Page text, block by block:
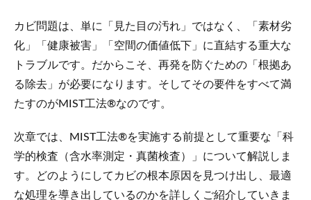
カビ問題は、単に「見た目の汚れ」ではなく、「素材劣
化」「健康被害」「空間の価値低下」に直結する重大な
トラブルです。だからこそ、再発を防ぐための「根拠あ
る除去」が必要になります。そしてその要件をすべて満
たすのがMIST工法®なのです。
次章では、MIST工法®を実施する前提として重要な「科
学的検査（含水率測定・真菌検査）」について解説しま
す。どのようにしてカビの根本原因を見つけ出し、最適
な処理を導き出しているのかを詳しくご紹介していきま